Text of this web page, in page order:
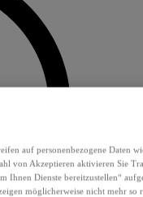
auf personenbezogene Daten
von Akzeptieren aktivieren Sie
Ihnen Dienste bereitzustellen“
möglicherweise nicht mehr so